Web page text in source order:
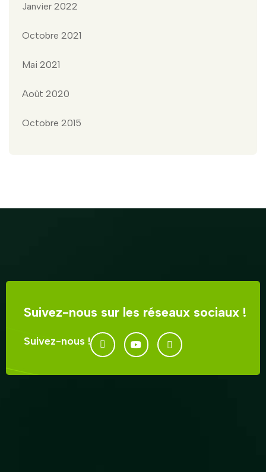
Janvier 2022
Octobre 2021
Mai 2021
Août 2020
Octobre 2015
Suivez-nous sur les réseaux sociaux !
Suivez-nous !